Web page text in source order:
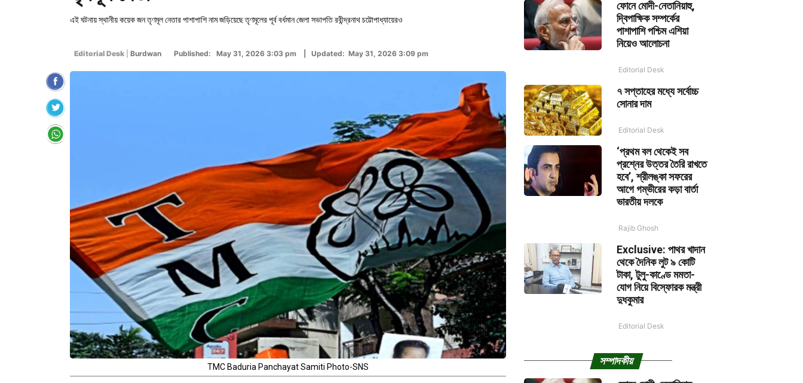
এই ঘটনায় স্থানীয় কয়েক জন তৃণমূল নেতার পাশাপাশি নাম জড়িয়েছে তৃণমূলের পূর্ব বর্ধমান জেলা সভাপতি রবীন্দ্রনাথ চট্টোপাধ্যায়েরও
Editorial Desk Burdwan Published: May 31, 2026 3:03 pm | Updated: May 31, 2026 3:09 pm
TMC Baduria Panchayat Samiti Photo-SNS
ফোনে মোদী-নেতানিয়াহু,
দ্বিপাক্ষিক সম্পর্কের
পাশাপাশি পশ্চিম এশিয়া
নিয়েও আলোচনা
Editorial Desk
৭ সপ্তাহের মধ্যে সর্বোচ্চ
সোনার দাম
Editorial Desk
‘প্রথম বল থেকেই সব
প্রশ্নের উত্তর তৈরি রাখতে
হবে’, শ্রীলঙ্কা সফরের
আগে গম্ভীরের কড়া বার্তা
ভারতীয় দলকে
Rajib Ghosh
Exclusive: পাথর খাদান
থেকে দৈনিক লুট ৯ কোটি
টাকা, টুলু-কাণ্ডে মমতা-
যোগ নিয়ে বিস্ফোরক মন্ত্রী
দুধকুমার
Editorial Desk
সম্পাদকীয়